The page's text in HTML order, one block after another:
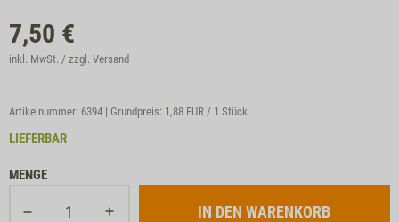
7,50 €
inkl. MwSt. / zzgl. Versand
Artikelnummer: 6394 | Grundpreis: 1,88 EUR / 1 Stück
LIEFERBAR
MENGE